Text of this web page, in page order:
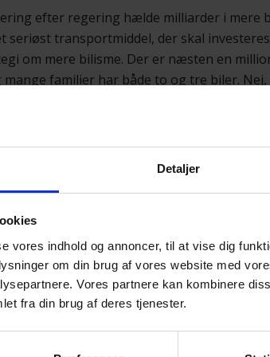
Detaljer
vores indhold og annoncer, til at vise dig
om din brug af vores website med
Vores partnere kan kombinere
fra din brug af deres tjenester.
efter regering hælde milliarder i mere
transportmiddel, der skal
om mere bilisme. Der er næsten en
familier har både to og tre biler.
var der det.
at cyklen er en seriøs og uundværlig del af
markant flere midler af til at fremme
unge i Danmark cykler. Blandt de 15-
med 11 pct. Samtidig er andelen af
seks år!
forkerte retning: Gratis transport til unge
ærgerlige bivirkninger. Vi risikerer at
skubber gratis transport nemlig ikke
cyklen. I byerne, hvor mange ture er